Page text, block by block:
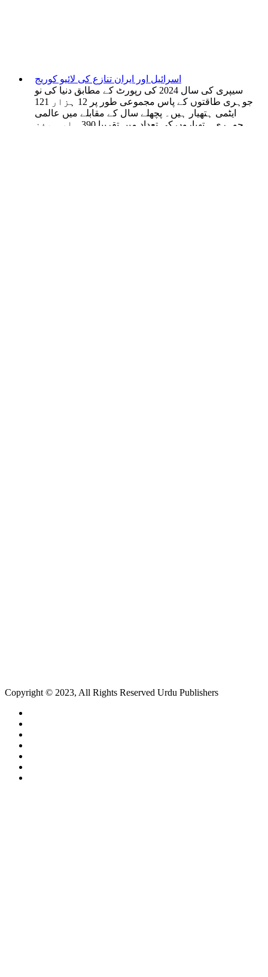
اسرائیل اور ایران تنازع کی لائیو کوریج
سیپری کی سال 2024 کی رپورٹ کے مطابق دنیا کی نو
جوہری طاقتوں کے پاس مجموعی طور پر 12 ہزار 121
ایٹمی ہتھیار ہیں۔ پچھلے سال کے مقابلے میں عالمی
جوہری ہتھیاروں کی تعداد میں تقریبا 390 وار ہیذز
کی کمی آئی ہے۔
Copyright © 2023, All Rights Reserved Urdu Publishers